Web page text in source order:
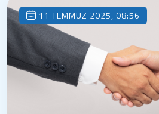
11 TEMMUZ 2025, 08:56